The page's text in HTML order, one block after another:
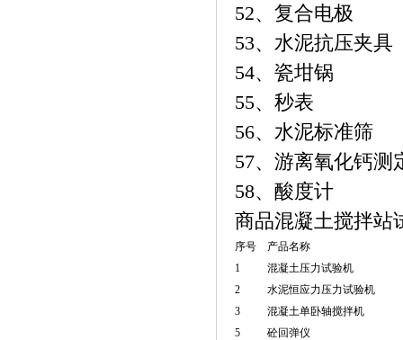
52、复合电极
53、水泥抗压夹具
54、瓷坩锅
55、秒表
56、水泥标准筛
57、游离氧化钙测
58、酸度计
商品混凝土搅拌站
序号
产品名称
1
混凝土压力试验机
2
水泥恒应力压力试验机
3
混凝土单卧轴搅拌机
5
砼回弹仪